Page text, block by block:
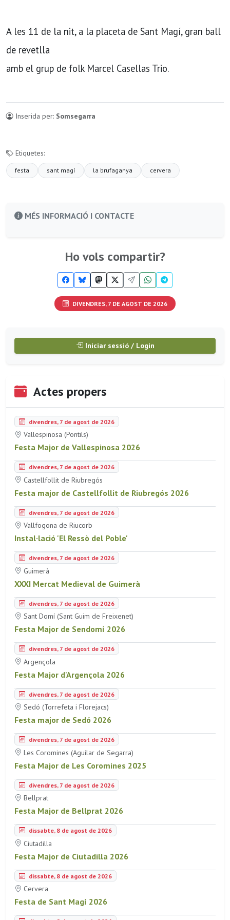
A les 11 de la nit, a la placeta de Sant Magí, gran ball
de revetlla
amb el grup de folk Marcel Casellas Trio.
Inserida per: Somsegarra
Etiquetes:
festa sant magí la brufaganya cervera
MÉS INFORMACIÓ I CONTACTE
Ho vols compartir?
DIVENDRES, 7 DE AGOST DE 2026
Iniciar sessió / Login
Actes propers
divendres, 7 de agost de 2026
Vallespinosa (Pontils)
Festa Major de Vallespinosa 2026
divendres, 7 de agost de 2026
Castellfollit de Riubregós
Festa major de Castellfollit de Riubregós 2026
divendres, 7 de agost de 2026
Vallfogona de Riucorb
Instal·lació 'El Ressò del Poble'
divendres, 7 de agost de 2026
Guimerà
XXXI Mercat Medieval de Guimerà
divendres, 7 de agost de 2026
Sant Domí (Sant Guim de Freixenet)
Festa Major de Sendomí 2026
divendres, 7 de agost de 2026
Argençola
Festa Major d'Argençola 2026
divendres, 7 de agost de 2026
Sedó (Torrefeta i Florejacs)
Festa major de Sedó 2026
divendres, 7 de agost de 2026
Les Coromines (Aguilar de Segarra)
Festa Major de Les Coromines 2025
divendres, 7 de agost de 2026
Bellprat
Festa Major de Bellprat 2026
dissabte, 8 de agost de 2026
Ciutadilla
Festa Major de Ciutadilla 2026
dissabte, 8 de agost de 2026
Cervera
Festa de Sant Magí 2026